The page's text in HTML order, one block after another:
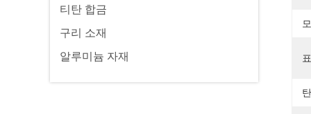
티탄 합금
구리 소재
알루미늄 자재